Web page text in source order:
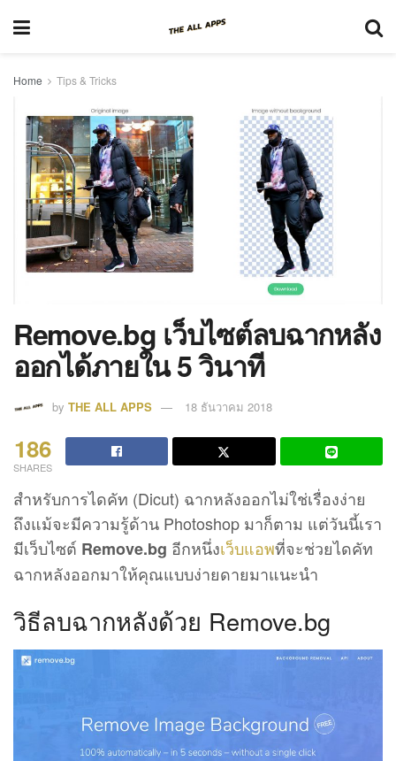
Home Tips & Tricks
Remove.bg เว็บไซต์ลบฉากหลัง
ออกได้ภายใน 5 วินาที
by THE ALL APPS 18 ธันวาคม 2018
186
SHARES
สำหรับการไดคัท (Dicut) ฉากหลังออกไม่ใช่เรื่องง่าย
ถึงแม้จะมีความรู้ด้าน Photoshop มาก็ตาม แต่วันนี้เรา
มีเว็บไซต์ Remove.bg อีกหนึ่งเว็บแอพที่จะช่วยไดคัท
ฉากหลังออกมาให้คุณแบบง่ายดายมาแนะนำ
วิธีลบฉากหลังด้วย Remove.bg